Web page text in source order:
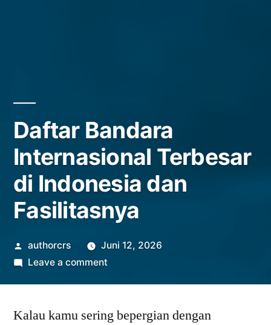
Daftar Bandara
Internasional Terbesar
di Indonesia dan
Fasilitasnya
Posted
by
authorcrs
Juni 12, 2026
Leave a commenton
Internasional
Kalau kamu sering bepergian dengan